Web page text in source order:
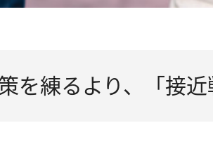
を練るより、「接近